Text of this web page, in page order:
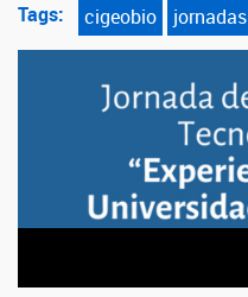
Tags: cigeobio jornadas